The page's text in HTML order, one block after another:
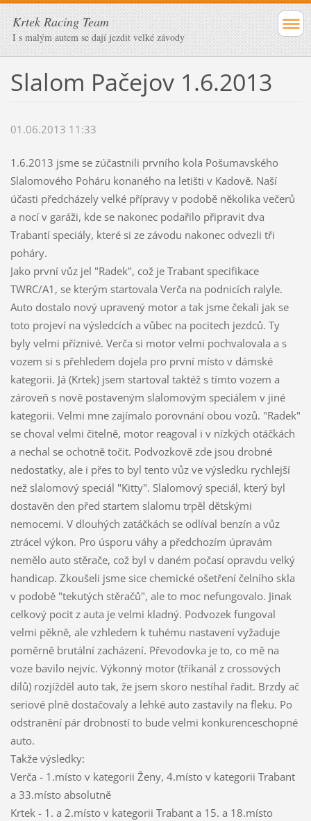
Krtek Racing Team
I s malým autem se dají jezdit velké závody
Slalom Pačejov 1.6.2013
01.06.2013 11:33
1.6.2013 jsme se zúčastnili prvního kola Pošumavského
Slalomového Poháru konaného na letišti v Kadově. Naší
účasti předcházely velké přípravy v podobě několika večerů
a nocí v garáži, kde se nakonec podařilo připravit dva
Trabantí speciály, které si ze závodu nakonec odvezli tři
poháry.
Jako první vůz jel "Radek", což je Trabant specifikace
TWRC/A1, se kterým startovala Verča na podnicích ralyle.
Auto dostalo nový upravený motor a tak jsme čekali jak se
toto projeví na výsledcích a vůbec na pocitech jezdců. Ty
byly velmi příznivé. Verča si motor velmi pochvalovala a s
vozem si s přehledem dojela pro první místo v dámské
kategorii. Já (Krtek) jsem startoval taktéž s tímto vozem a
zároveň s nově postaveným slalomovým speciálem v jiné
kategorii. Velmi mne zajímalo porovnání obou vozů. "Radek"
se choval velmi čitelně, motor reagoval i v nízkých otáčkách
a nechal se ochotně točit. Podvozkově zde jsou drobné
nedostatky, ale i přes to byl tento vůz ve výsledku rychlejší
než slalomový speciál "Kitty". Slalomový speciál, který byl
dostavěn den před startem slalomu trpěl dětskými
nemocemi. V dlouhých zatáčkách se odlíval benzín a vůz
ztrácel výkon. Pro úsporu váhy a předchozím úpravám
nemělo auto stěrače, což byl v daném počasí opravdu velký
handicap. Zkoušeli jsme sice chemické ošetření čelního skla
v podobě "tekutých stěračů", ale to moc nefungovalo. Jinak
celkový pocit z auta je velmi kladný. Podvozek fungoval
velmi pěkně, ale vzhledem k tuhému nastavení vyžaduje
poměrně brutální zacházení. Převodovka je to, co mě na
voze bavilo nejvíc. Výkonný motor (tříkanál z crossových
dílů) rozjížděl auto tak, že jsem skoro nestíhal řadit. Brzdy ač
seriové plně dostačovaly a lehké auto zastavily na fleku. Po
odstranění pár drobností to bude velmi konkurenceschopné
auto.
Takže výsledky:
Verča - 1.místo v kategorii Ženy, 4.místo v kategorii Trabant
a 33.místo absolutně
Krtek - 1. a 2.místo v kategorii Trabant a 15. a 18.místo